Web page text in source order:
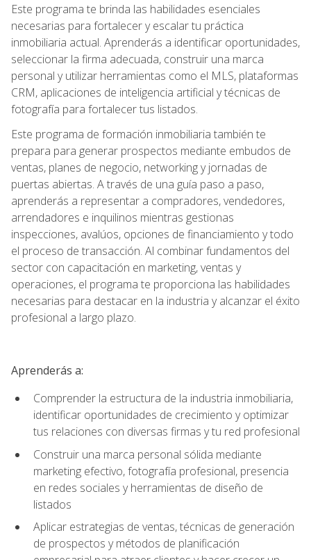
Este programa te brinda las habilidades esenciales
necesarias para fortalecer y escalar tu práctica
inmobiliaria actual. Aprenderás a identificar oportunidades,
seleccionar la firma adecuada, construir una marca
personal y utilizar herramientas como el MLS, plataformas
CRM, aplicaciones de inteligencia artificial y técnicas de
fotografía para fortalecer tus listados.
Este programa de formación inmobiliaria también te
prepara para generar prospectos mediante embudos de
ventas, planes de negocio, networking y jornadas de
puertas abiertas. A través de una guía paso a paso,
aprenderás a representar a compradores, vendedores,
arrendadores e inquilinos mientras gestionas
inspecciones, avalúos, opciones de financiamiento y todo
el proceso de transacción. Al combinar fundamentos del
sector con capacitación en marketing, ventas y
operaciones, el programa te proporciona las habilidades
necesarias para destacar en la industria y alcanzar el éxito
profesional a largo plazo.
Aprenderás a:
Comprender la estructura de la industria inmobiliaria,
identificar oportunidades de crecimiento y optimizar
tus relaciones con diversas firmas y tu red profesional
Construir una marca personal sólida mediante
marketing efectivo, fotografía profesional, presencia
en redes sociales y herramientas de diseño de
listados
Aplicar estrategias de ventas, técnicas de generación
de prospectos y métodos de planificación